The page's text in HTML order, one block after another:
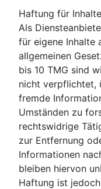
Haftung für Inhalte
Als
für eigene Inhalte
allgemeinen
bis 10 TMG sind
nicht verpflichtet,
fremde
Umständen zu
rechtswidrige
zur Entfernung
Informationen
bleiben hiervon
Haftung ist